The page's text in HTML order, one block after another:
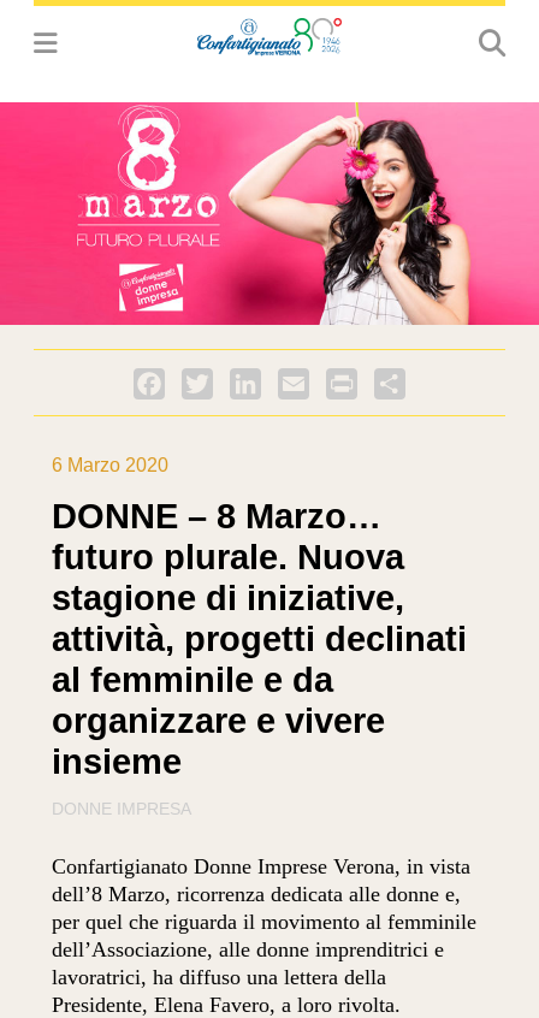
Facebook
Twitter LinkedInEmail PrintFriendly
6 Marzo 2020
DONNE – 8 Marzo…
futuro plurale. Nuova
stagione di iniziative,
attività, progetti declinati
al femminile e da
organizzare e vivere
insieme
DONNE IMPRESA
Confartigianato Donne Imprese Verona, in vista
dell’8 Marzo, ricorrenza dedicata alle donne e,
per quel che riguarda il movimento al femminile
dell’Associazione, alle donne imprenditrici e
lavoratrici, ha diffuso una lettera della
Presidente, Elena Favero, a loro rivolta.